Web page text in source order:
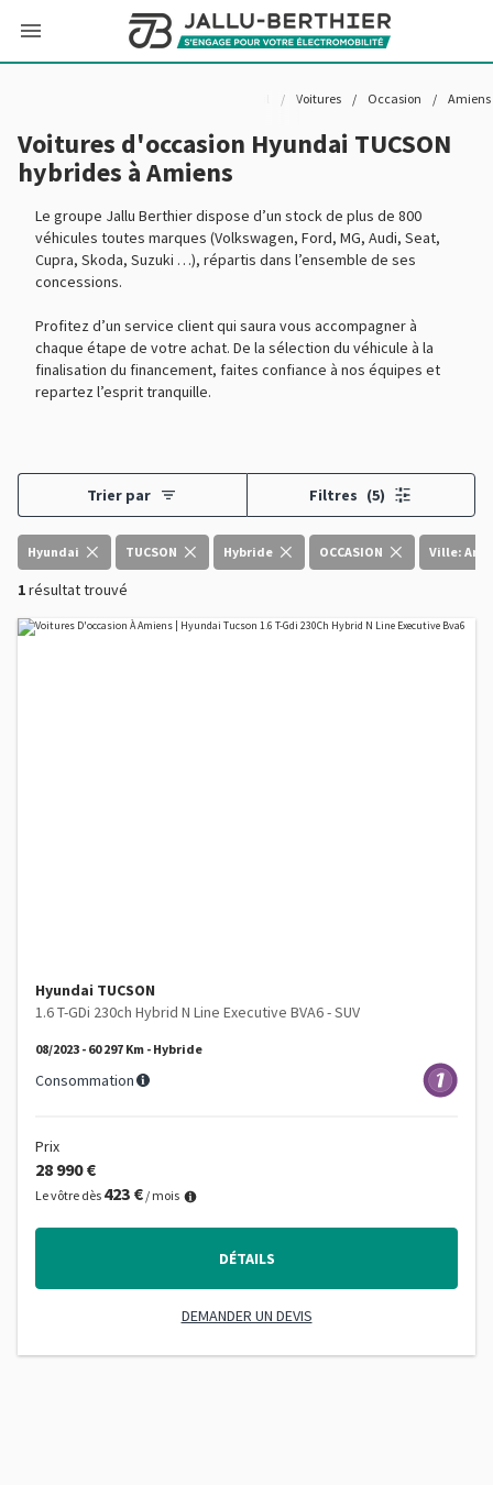
/ Voitures / Occasion / Amiens
Voitures d'occasion Hyundai TUCSON
hybrides à Amiens
Le groupe Jallu Berthier dispose d’un stock de plus de 800
véhicules toutes marques (Volkswagen, Ford, MG, Audi, Seat,
Cupra, Skoda, Suzuki …), répartis dans l’ensemble de ses
concessions.
Profitez d’un service client qui saura vous accompagner à
chaque étape de votre achat. De la sélection du véhicule à la
finalisation du financement, faites confiance à nos équipes et
repartez l’esprit tranquille.
Trier par Filtres (5)
Hyundai TUCSON Hybride OCCASION Ville:
1résultat trouvé
Hyundai TUCSON
1.6 T-GDi 230ch Hybrid N Line Executive BVA6 - SUV
08/2023 - 60 297 Km - Hybride
Consommation
Prix
28 990 €
Le vôtre dès 423 € / mois
DÉTAILS
DEMANDER UN DEVIS